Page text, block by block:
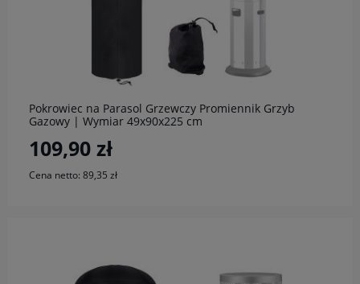
Pokrowiec na Parasol Grzewczy Promiennik Grzyb
Gazowy | Wymiar 49x90x225 cm
109,90 zł
Cena netto: 89,35 zł
do koszyka